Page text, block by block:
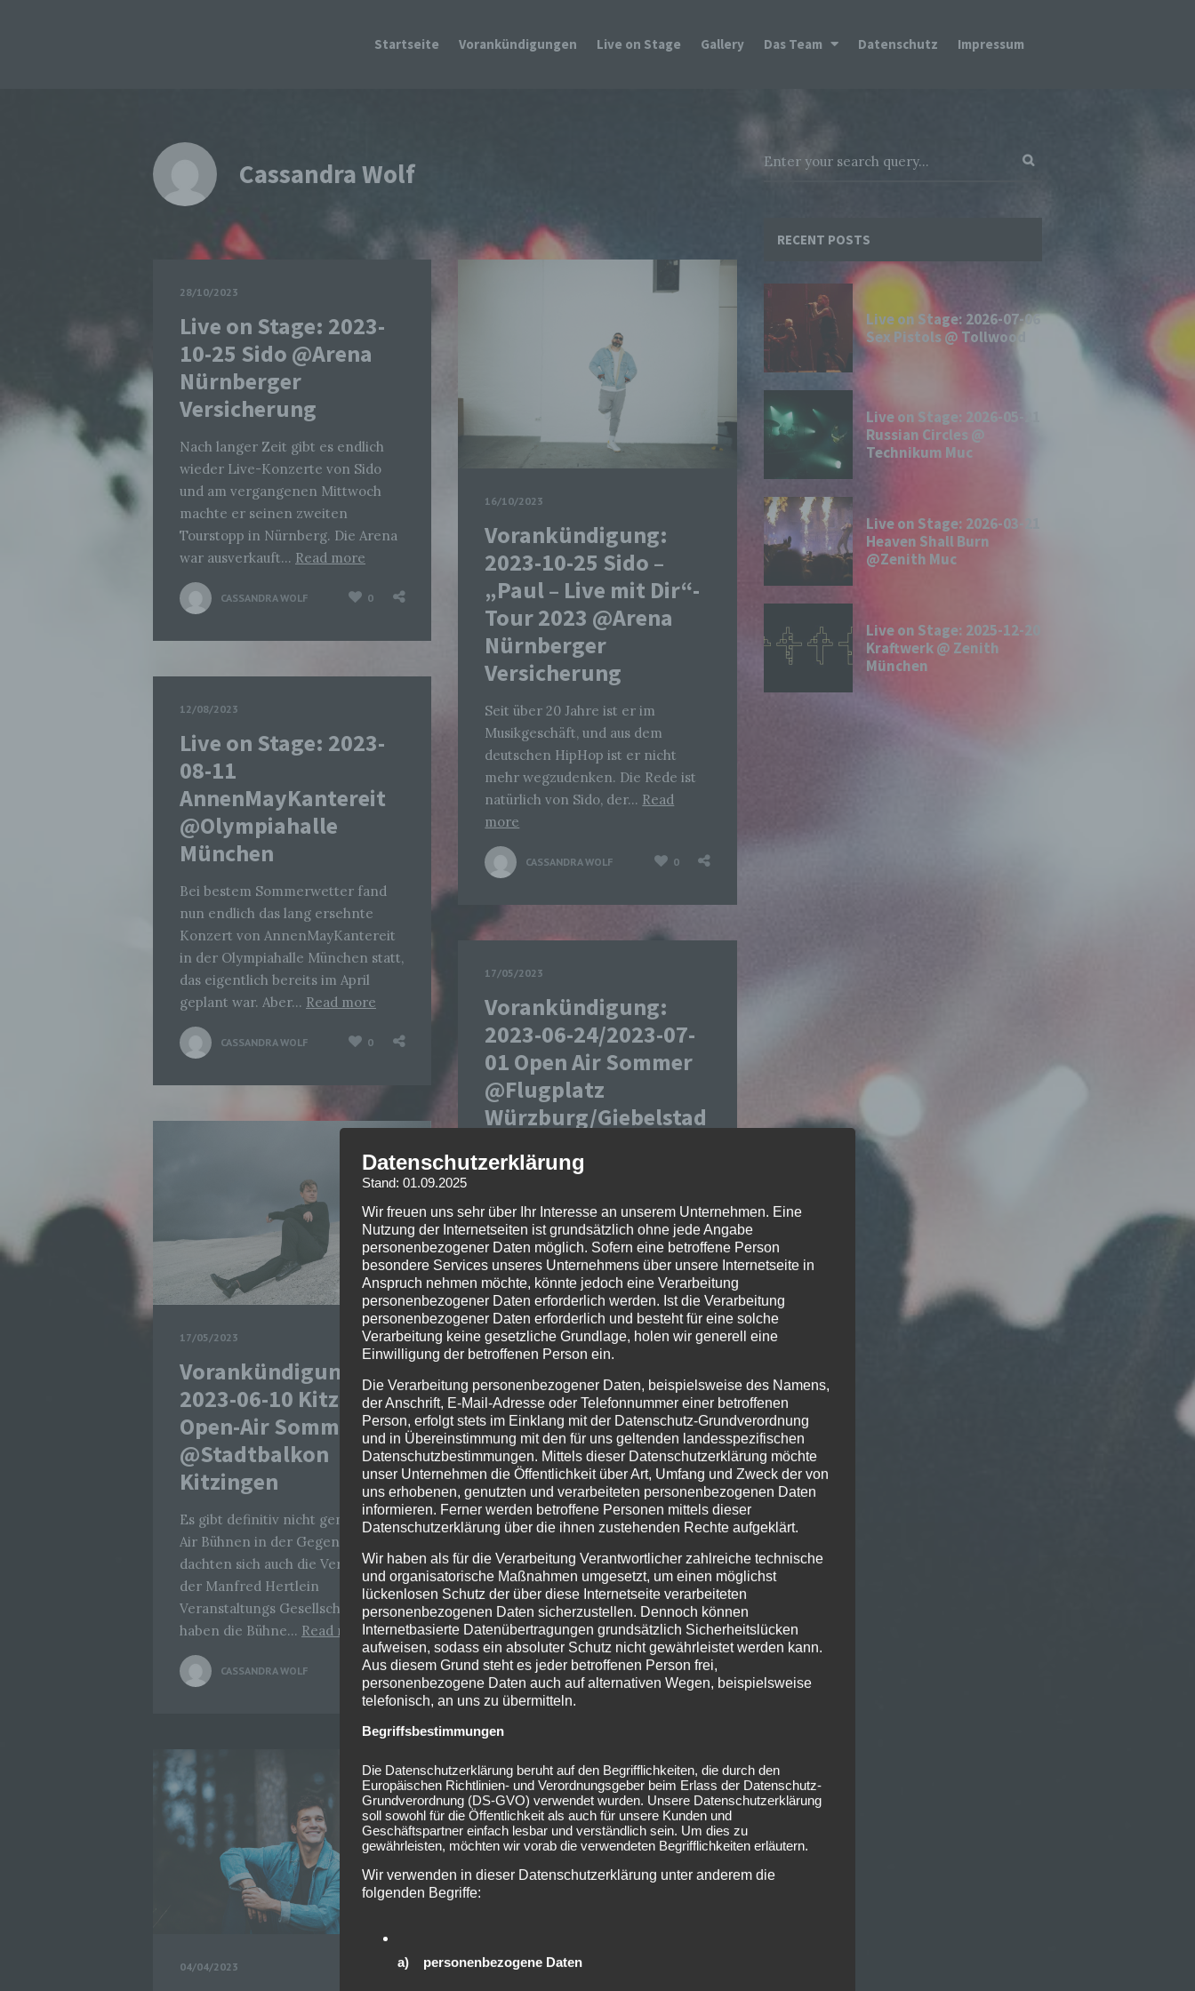
Startseite Vorankündigungen Live on Stage Gallery Das Team Datenschutz Impressum
Cassandra Wolf
28/10/2023
Live on Stage: 2023-
10-25 Sido @Arena
Nürnberger
Versicherung
Nach langer Zeit gibt es endlich
wieder Live-Konzerte von Sido
und am vergangenen Mittwoch
machte er seinen zweiten
Tourstopp in Nürnberg. Die Arena
war ausverkauft… Read more
CASSANDRA WOLF 0
16/10/2023
Vorankündigung:
2023-10-25 Sido –
„Paul – Live mit Dir“-
Tour 2023 @Arena
Nürnberger
Versicherung
Seit über 20 Jahre ist er im
Musikgeschäft, und aus dem
deutschen HipHop ist er nicht
mehr wegzudenken. Die Rede ist
natürlich von Sido, der… Read
more
CASSANDRA WOLF 0
12/08/2023
Live on Stage: 2023-
08-11
AnnenMayKantereit
@Olympiahalle
München
Bei bestem Sommerwetter fand
nun endlich das lang ersehnte
Konzert von AnnenMayKantereit
in der Olympiahalle München statt,
das eigentlich bereits im April
geplant war. Aber… Read more
CASSANDRA WOLF 0
17/05/2023
Vorankündigung:
2023-06-24/2023-07-
01 Open Air Sommer
@Flugplatz
Würzburg/Giebelstad
geboten, was Open Air Konzerte
und Festivals angeht.So auch im
Raum Würzburg. Bereits zum
vierten Mal findet in diesem Jahr…
Read more
CASSANDRA WOLF 0
17/05/2023
Vorankündigung:
2023-06-10 Kitzinger
Open-Air Sommer
@Stadtbalkon
Kitzingen
Es gibt definitiv nicht genug Open-
Air Bühnen in der Gegend! Das
dachten sich auch die Veranstalter
der Manfred Hertlein
Veranstaltungs Gesellschaft und
haben die Bühne… Read more
CASSANDRA WOLF 0
29/04/2023
Vorankündigung:
2023-07-13
Kulturinsel
Wöhrmühle
@Wöhrmühle
Erlangen
Im vergangenen Jahr konnte das
Open Air auf der Kulturinsel
Wöhrmühle zum ersten Mal in
den Veranstaltern eigentlich
bereits für…Read more
CASSANDRA WOLF 0
04/04/2023
RECENT POSTS
Live on Stage: 2026-07-06
Sex Pistols @ Tollwood
Live on Stage: 2026-05-21
Russian Circles @
Technikum Muc
Live on Stage: 2026-03-21
Heaven Shall Burn
@Zenith Muc
Live on Stage: 2025-12-20
Kraftwerk @ Zenith
München
Datenschutzerklärung
Stand: 01.09.2025
Wir freuen uns sehr über Ihr Interesse an unserem Unternehmen. Eine
Nutzung der Internetseiten ist grundsätzlich ohne jede Angabe
personenbezogener Daten möglich. Sofern eine betroffene Person
besondere Services unseres Unternehmens über unsere Internetseite in
Anspruch nehmen möchte, könnte jedoch eine Verarbeitung
personenbezogener Daten erforderlich werden. Ist die Verarbeitung
personenbezogener Daten erforderlich und besteht für eine solche
Verarbeitung keine gesetzliche Grundlage, holen wir generell eine
Einwilligung der betroffenen Person ein.
Die Verarbeitung personenbezogener Daten, beispielsweise des Namens,
der Anschrift, E-Mail-Adresse oder Telefonnummer einer betroffenen
Person, erfolgt stets im Einklang mit der Datenschutz-Grundverordnung
und in Übereinstimmung mit den für uns geltenden landesspezifischen
Datenschutzbestimmungen. Mittels dieser Datenschutzerklärung möchte
unser Unternehmen die Öffentlichkeit über Art, Umfang und Zweck der von
uns erhobenen, genutzten und verarbeiteten personenbezogenen Daten
informieren. Ferner werden betroffene Personen mittels dieser
Datenschutzerklärung über die ihnen zustehenden Rechte aufgeklärt.
Wir haben als für die Verarbeitung Verantwortlicher zahlreiche technische
und organisatorische Maßnahmen umgesetzt, um einen möglichst
lückenlosen Schutz der über diese Internetseite verarbeiteten
personenbezogenen Daten sicherzustellen. Dennoch können
Internetbasierte Datenübertragungen grundsätzlich Sicherheitslücken
aufweisen, sodass ein absoluter Schutz nicht gewährleistet werden kann.
Aus diesem Grund steht es jeder betroffenen Person frei,
personenbezogene Daten auch auf alternativen Wegen, beispielsweise
telefonisch, an uns zu übermitteln.
Begriffsbestimmungen
Die Datenschutzerklärung beruht auf den Begrifflichkeiten, die durch den
Europäischen Richtlinien- und Verordnungsgeber beim Erlass der Datenschutz-
Grundverordnung (DS-GVO) verwendet wurden. Unsere Datenschutzerklärung
soll sowohl für die Öffentlichkeit als auch für unsere Kunden und
Geschäftspartner einfach lesbar und verständlich sein. Um dies zu
gewährleisten, möchten wir vorab die verwendeten Begrifflichkeiten erläutern.
Wir verwenden in dieser Datenschutzerklärung unter anderem die
folgenden Begriffe:
a) personenbezogene Daten